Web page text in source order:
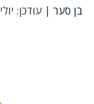
בן סער | עודכן: יולי 2, 2024